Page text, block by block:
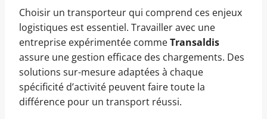
Choisir un transporteur qui comprend ces enjeux
logistiques est essentiel. Travailler avec une
entreprise expérimentée commeTransaldis
assure une gestion efficace des chargements. Des
solutions sur-mesure adaptées à chaque
spécificité d’activité peuvent faire toute la
différence pour un transport réussi.